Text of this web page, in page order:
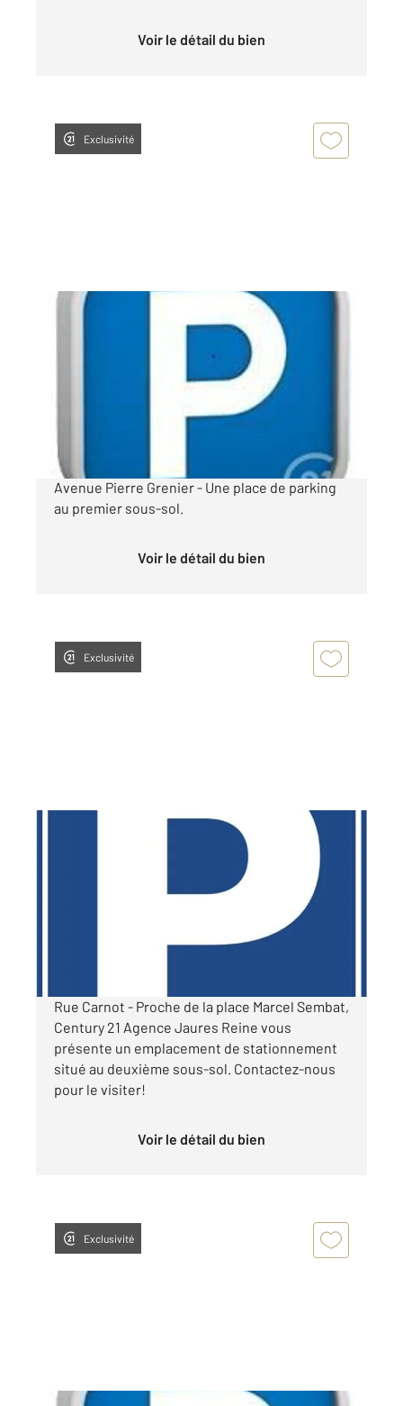
Voir le détail du bien
Exclusivité
Avenue Pierre Grenier - Une place de parking
au premier sous-sol.
Voir le détail du bien
Exclusivité
BOULOGNE BILLANCOURT 92
Parking à louer
Rue Carnot - Proche de la place Marcel Sembat,
Century 21 Agence Jaures Reine vous
présente un emplacement de stationnement
situé au deuxième sous-sol. Contactez-nous
pour le visiter!
Voir le détail du bien
Exclusivité